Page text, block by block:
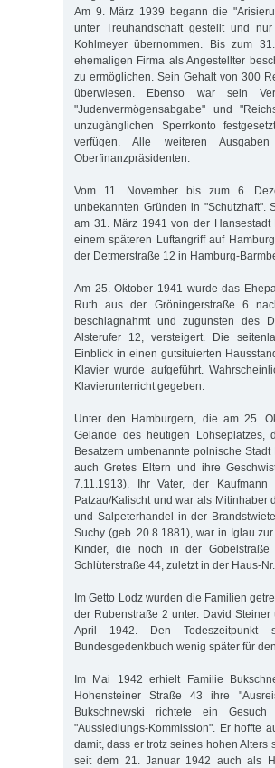
Am 9. März 1939 begann die
unter Treuhandschaft gestellt und
Kohlmeyer übernommen. Bis zum
ehemaligen Firma als Angestellter
zu ermöglichen. Sein Gehalt von 300
überwiesen. Ebenso war sein
"Judenvermögensabgabe" und
unzugänglichen Sperrkonto
verfügen. Alle weiteren
Oberfinanzpräsidenten.
Vom 11. November bis zum 6.
unbekannten Gründen in "Schutzhaft".
am 31. März 1941 von der
einem späteren Luftangriff auf
der Detmerstraße 12 in Hamburg-
Am 25. Oktober 1941 wurde das
Ruth aus der Gröningerstraße 6
beschlagnahmt und zugunsten des
Alsterufer 12, versteigert. Die
Einblick in einen gutsituierten
Klavier wurde aufgeführt.
Klavierunterricht gegeben.
Unter den Hamburgern, die am 25.
Gelände des heutigen
Besatzern umbenannte polnische
auch Gretes Eltern und ihre
7.11.1913). Ihr Vater, der
Patzau/Kalischt und war als Mitinhaber
und Salpeterhandel in der
Suchy (geb. 20.8.1881), war in Iglau
Kinder, die noch in der
Schlüterstraße 44, zuletzt in der Haus-Nr.
Im Getto Lodz wurden die Familien
der Rubenstraße 2 unter. David
April 1942. Den Todeszeitpunkt
Bundesgedenkbuch wenig später für
Im Mai 1942 erhielt Familie
Hohensteiner Straße 43 ihre
Bukschnewski richtete ein
"Aussiedlungs-Kommission". Er hoffte
damit, dass er trotz seines hohen
seit dem 21. Januar 1942 auch als